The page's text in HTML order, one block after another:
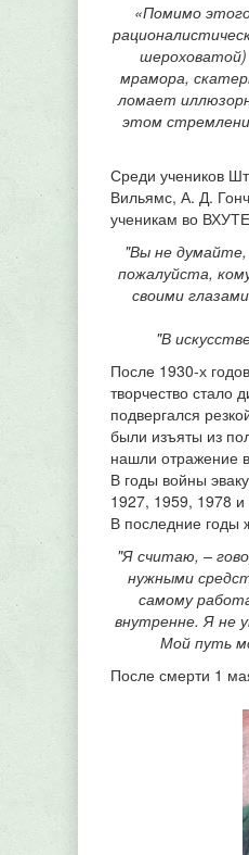
«Помимо
мрамора,
ломает
этом
Среди учеников
Вильямс, А. Д.
ученикам во
"Вы не
пожалуйста,
своими
"В
После 1930-х
творчество стало
подвергался
были изъяты из
нашли отражение
В годы войны
1927, 1959, 1978 и
В последние годы
"Я считаю, –
нужными
самому
внутренне. Я не
Мой путь
После смерти 1